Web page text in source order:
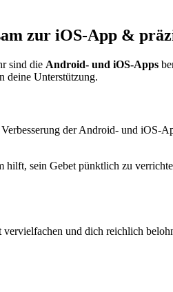
zur iOS-App &
sind die Android- und iOS-Apps
deine Unterstützung.
der Android- und iOS-
hilft, sein Gebet pünktlich zu
und dich reichlich